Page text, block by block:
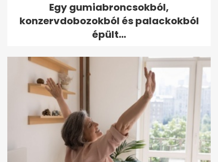
Egy gumiabroncsokból,
konzervdobozokból és palackokból
épült...